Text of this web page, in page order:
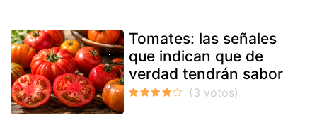
Tomates: las señales
que indican que de
verdad tendrán sabor